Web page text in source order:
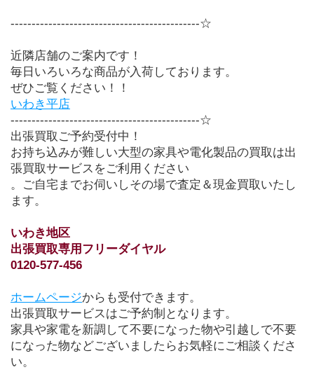
---------------------------------------------☆
近隣店舗のご案内です！
毎日いろいろな商品が入荷しております。
ぜひご覧ください！！
いわき平店
---------------------------------------------☆
出張買取ご予約受付中！
お持ち込みが難しい大型の家具や電化製品の買取は出
張買取サービスをご利用ください
。ご自宅までお伺いしその場で査定＆現金買取いたし
ます。
いわき地区
出張買取専用フリーダイヤル
0120-577-456
ホームページからも受付できます。
出張買取サービスはご予約制となります。
家具や家電を新調して不要になった物や引越しで不要
になった物などございましたらお気軽にご相談くださ
い。